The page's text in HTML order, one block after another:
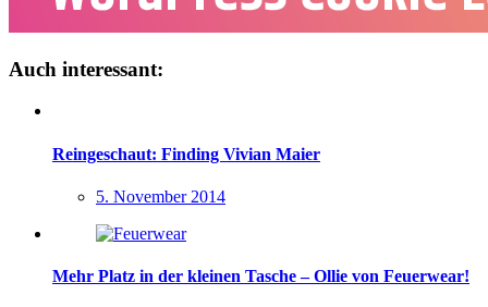
Auch interessant:
Reingeschaut: Finding Vivian Maier
5. November 2014
Mehr Platz in der kleinen Tasche – Ollie von Feuerwear!